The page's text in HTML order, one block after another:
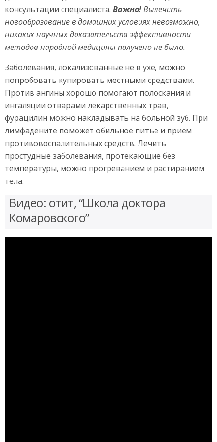
консультации специалиста. Важно!Вылечить
новообразование в домашних условиях невозможно,
никаких научных доказательств эффективности
методов народной медицины получено не было.
Заболевания, локализованные не в ухе, можно
попробовать купировать местными средствами.
Против ангины хорошо помогают полоскания и
ингаляции отварами лекарственных трав,
фурацилин можно накладывать на больной зуб. При
лимфадените поможет обильное питье и прием
противовоспалительных средств. Лечить
простудные заболевания, протекающие без
температуры, можно прогреванием и растиранием
тела.
Видео: отит, “Школа доктора
Комаровского”